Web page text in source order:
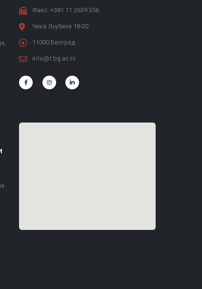
Факс: +381 11 2639 356
Чика Љубина 18-20
11000 Београд
info@f.bg.ac.rs